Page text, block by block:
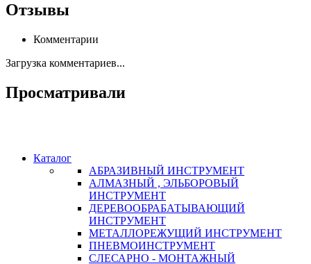
Отзывы
Комментарии
Загрузка комментариев...
Просматривали
Каталог
АБРАЗИВНЫЙ ИНСТРУМЕНТ
АЛМАЗНЫЙ , ЭЛЬБОРОВЫЙ
ИНСТРУМЕНТ
ДЕРЕВООБРАБАТЫВАЮЩИЙ
ИНСТРУМЕНТ
МЕТАЛЛОРЕЖУЩИЙ ИНСТРУМЕНТ
ПНЕВМОИНСТРУМЕНТ
СЛЕСАРНО - МОНТАЖНЫЙ